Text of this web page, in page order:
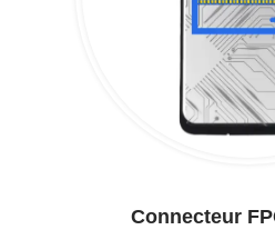
Connecteur